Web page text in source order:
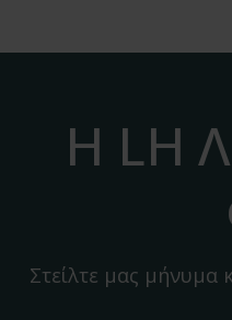
Η LH
Στείλτε μας μήνυμα